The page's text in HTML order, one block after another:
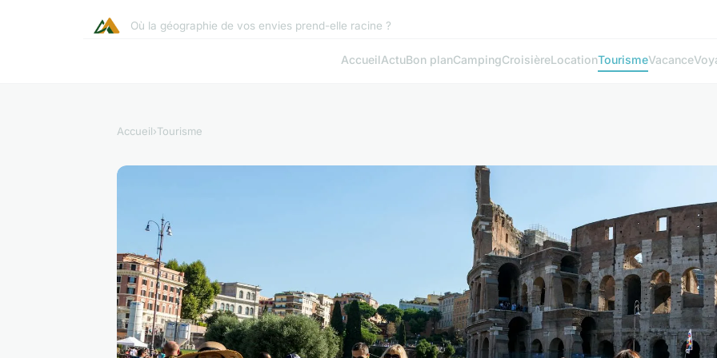
Où la géographie de vos envies prend-elle racine ?
AccueilActuBon planCampingCroisièreLocationTourismeVacance
Accueil›Tourisme